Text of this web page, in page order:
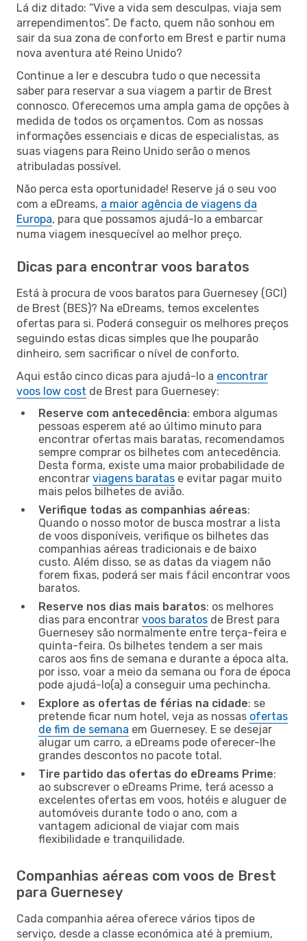
Lá diz ditado: “Vive a vida sem desculpas, viaja sem
arrependimentos”. De facto, quem não sonhou em
sair da sua zona de conforto em Brest e partir numa
nova aventura até Reino Unido?
Continue a ler e descubra tudo o que necessita
saber para reservar a sua viagem a partir de Brest
connosco. Oferecemos uma ampla gama de opções à
medida de todos os orçamentos. Com as nossas
informações essenciais e dicas de especialistas, as
suas viagens para Reino Unido serão o menos
atribuladas possível.
Não perca esta oportunidade! Reserve já o seu voo
com a eDreams, a maior agência de viagens da
Europa, para que possamos ajudá-lo a embarcar
numa viagem inesquecível ao melhor preço.
Dicas para encontrar voos baratos
Está à procura de voos baratos para Guernesey (GCI)
de Brest (BES)? Na eDreams, temos excelentes
ofertas para si. Poderá conseguir os melhores preços
seguindo estas dicas simples que lhe pouparão
dinheiro, sem sacrificar o nível de conforto.
Aqui estão cinco dicas para ajudá-lo a encontrar
voos low cost de Brest para Guernesey:
Reserve com antecedência: embora algumas
pessoas esperem até ao último minuto para
encontrar ofertas mais baratas, recomendamos
sempre comprar os bilhetes com antecedência.
Desta forma, existe uma maior probabilidade de
encontrar viagens baratas e evitar pagar muito
mais pelos bilhetes de avião.
Verifique todas as companhias aéreas:
Quando o nosso motor de busca mostrar a lista
de voos disponíveis, verifique os bilhetes das
companhias aéreas tradicionais e de baixo
custo. Além disso, se as datas da viagem não
forem fixas, poderá ser mais fácil encontrar voos
baratos.
Reserve nos dias mais baratos: os melhores
dias para encontrar voos baratos de Brest para
Guernesey são normalmente entre terça-feira e
quinta-feira. Os bilhetes tendem a ser mais
caros aos fins de semana e durante a época alta,
por isso, voar a meio da semana ou fora de época
pode ajudá-lo(a) a conseguir uma pechincha.
Explore as ofertas de férias na cidade: se
pretende ficar num hotel, veja as nossas ofertas
de fim de semana em Guernesey. E se desejar
alugar um carro, a eDreams pode oferecer-lhe
grandes descontos no pacote total.
Tire partido das ofertas do eDreams Prime:
ao subscrever o eDreams Prime, terá acesso a
excelentes ofertas em voos, hotéis e aluguer de
automóveis durante todo o ano, com a
vantagem adicional de viajar com mais
flexibilidade e tranquilidade.
Companhias aéreas com voos de Brest
para Guernesey
Cada companhia aérea oferece vários tipos de
serviço, desde a classe económica até à premium,